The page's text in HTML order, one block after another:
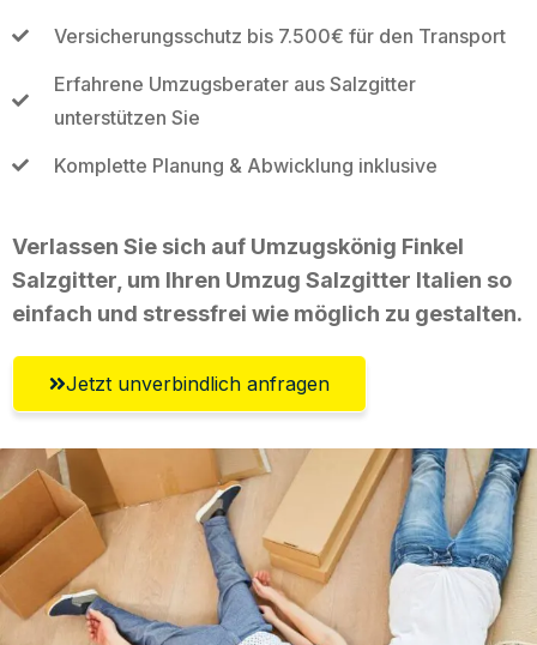
Versicherungsschutz bis 7.500€ für den Transport
Erfahrene Umzugsberater aus Salzgitter
unterstützen Sie
Komplette Planung & Abwicklung inklusive
Verlassen Sie sich auf Umzugskönig Finkel
Salzgitter, um Ihren Umzug Salzgitter Italien so
einfach und stressfrei wie möglich zu gestalten.
Jetzt unverbindlich anfragen